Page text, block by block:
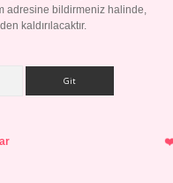
adresine bildirmeniz halinde,
kaldırılacaktır.